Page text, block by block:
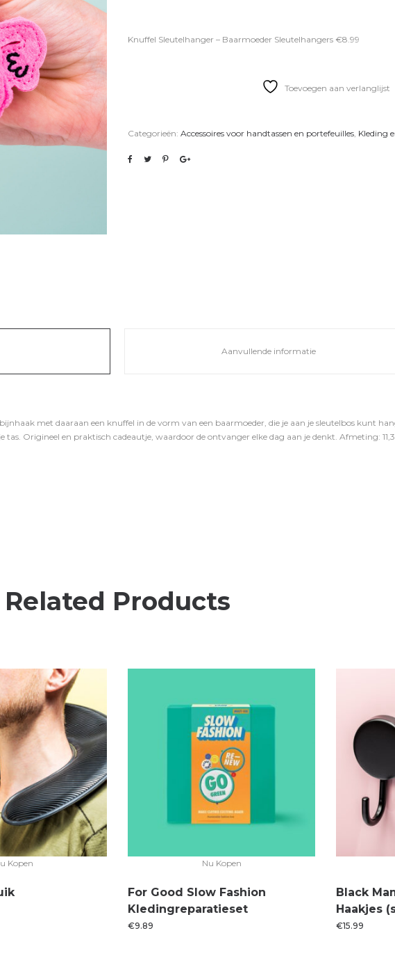
Knuffel Sleutelhanger – Baarmoeder Sleutelhangers €8.99
Toevoegen aan verlanglijst
Categorieën: Accessoires voor handtassen en portefeuilles, Kleding
Aanvullende informatie
met daaraan een knuffel in de vorm van een baarmoeder, die je aan je sleutelbos kunt
tas. Origineel en praktisch cadeautje, waardoor de ontvanger elke dag aan je denkt. Afmeting:
Related Products
Kopen Nu Kopen
For Good Slow Fashion
Kledingreparatieset
€9.89
Black
Haakjes
€15.99